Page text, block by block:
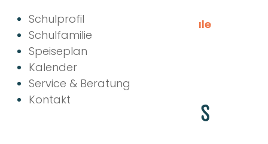
Exkursion Schloss
Schulprofil
Schulfamilie
Speiseplan
Kalender
Service & Beratung
Kontakt